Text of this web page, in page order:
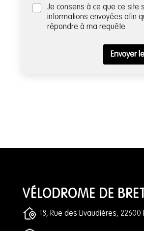
m
a
Je consens à ce que ce site
informations envoyées afin
répondre à ma requête.
Envoyer
VÉLODROME DE
18, Rue des Livaudières, 22600